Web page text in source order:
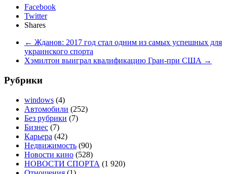
Facebook
Twitter
Shares
← Жданов: 2017 год стал одним из самых успешных для
украинского спорта
Хэмилтон выиграл квалификацию Гран-при США →
Рубрики
windows (4)
Автомобили (252)
Без рубрики (7)
Бизнес (7)
Карьера (42)
Недвижимость (90)
Новости кино (528)
НОВОСТИ СПОРТА (1 920)